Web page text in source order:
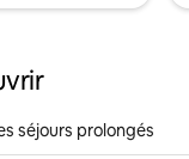
séjours prolongés